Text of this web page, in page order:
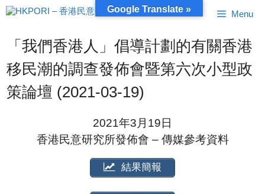
跳
至
Menu
「我們香港人」倡導計劃的有關香港
移民潮的調查發佈會暨第六次小型政
策論壇 (2021-03-19)
2021年3月19日
香港民意研究所發佈會 – 傳媒參考資料
結果簡報
Google Translate »